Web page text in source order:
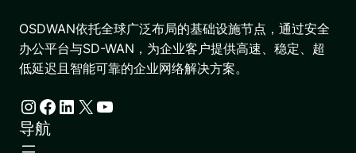
OSDWAN依托全球广泛布局的基础设施节点，通过安全
办公平台与SD-WAN，为企业客户提供高速、稳定、超
低延迟且智能可靠的企业网络解决方案。
Instagram Facebook LinkedIn X YouTube
导航